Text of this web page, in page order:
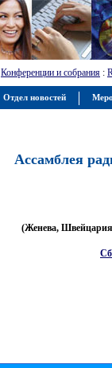
Конференции и собрания :
Ассамблея
(Женева,
Отдел новостей